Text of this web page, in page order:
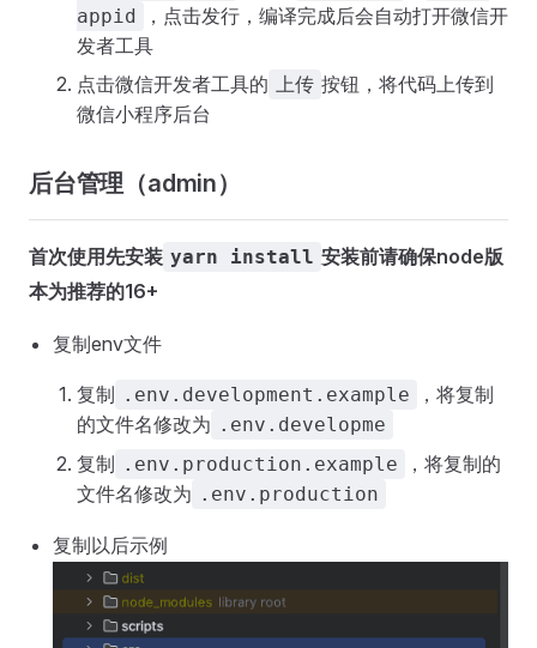
appid
，点击发行，编译完成后会自动打开微信开
发者工具
点击微信开发者工具的 上传 按钮，将代码上传到
微信小程序后台
后台管理（admin）
首次使用先安装 yarn install 安装前请确保node版
本为推荐的16+
复制env文件
复制 .env.development.example
，将复制
的文件名修改为 .env.developme
复制 .env.production.example
，将复制的
文件名修改为 .env.production
复制以后示例